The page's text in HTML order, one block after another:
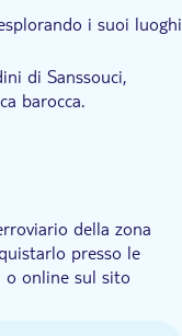
i suoi luoghi
di Sanssouci,
barocca.
agevole e
in treno
della zona
presso le
o online sul sito